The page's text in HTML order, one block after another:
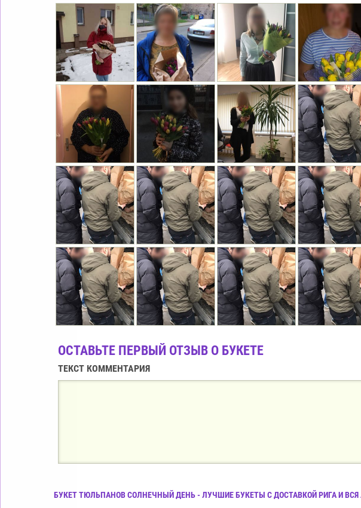
БУКЕТ ТЮЛЬПАНОВ СОЛНЕЧНЫЙ ДЕНЬ - ЛУЧШИЕ БУКЕТЫ С ДОСТАВКОЙ РИГА И
КОРОБКА В ФОРМЕ СЕРДЦА
RAFFAELLO 900ГР
65.00€
ОСТАВЬТЕ ПЕРВЫЙ ОТЗЫВ О БУКЕТЕ
ТЕКСТ КОММЕНТАРИЯ